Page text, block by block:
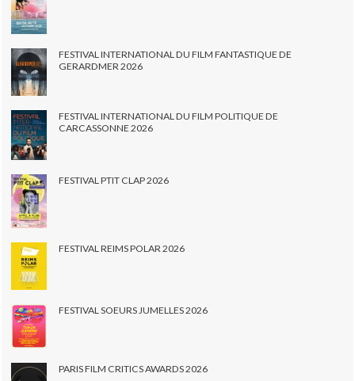
FESTIVAL INTERNATIONAL DU FILM FANTASTIQUE DE
GERARDMER 2026
FESTIVAL INTERNATIONAL DU FILM POLITIQUE DE
CARCASSONNE 2026
FESTIVAL PTIT CLAP 2026
FESTIVAL REIMS POLAR 2026
FESTIVAL SOEURS JUMELLES 2026
PARIS FILM CRITICS AWARDS 2026